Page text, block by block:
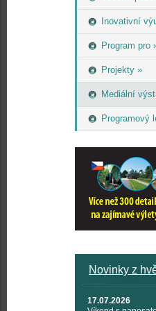
Inovativní
Program pro
Projekty »
Mediální
Programový
Novinky z
17.07.2026